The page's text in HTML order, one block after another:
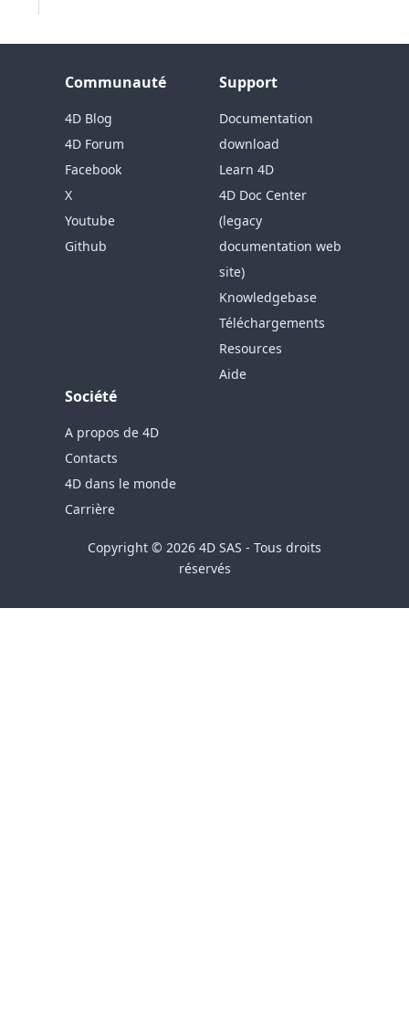
Communauté
4D Blog
4D Forum
Facebook
X
Youtube
Github
Support
Documentation
download
Learn 4D
4D Doc Center
(legacy
documentation web
site)
Knowledgebase
Téléchargements
Resources
Aide
Société
A propos de 4D
Contacts
4D dans le monde
Carrière
Copyright © 2026 4D SAS - Tous droits
réservés